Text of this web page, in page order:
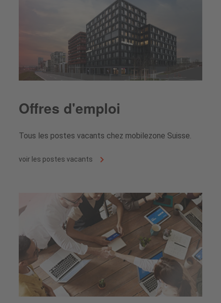
Offres d'emploi
Tous les postes vacants chez mobilezone Suisse.
voir les postes vacants